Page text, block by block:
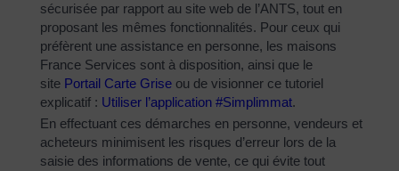
sécurisée par rapport au site web de l’ANTS, tout en
proposant les mêmes fonctionnalités. Pour ceux qui
préfèrent une assistance en personne, les maisons
France Services sont à disposition, ainsi que le
site Portail Carte Grise ou de visionner ce tutoriel
explicatif : Utiliser l’application #Simplimmat.
En effectuant ces démarches en personne, vendeurs et
acheteurs minimisent les risques d’erreur lors de la
saisie des informations de vente, ce qui évite tout